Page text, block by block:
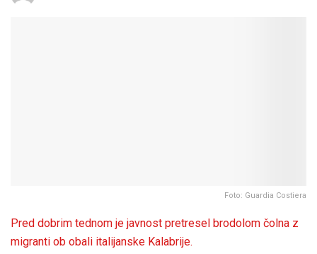
Foto: Guardia Costiera
Pred dobrim tednom je javnost pretresel brodolom čolna z
migranti ob obali italijanske Kalabrije.